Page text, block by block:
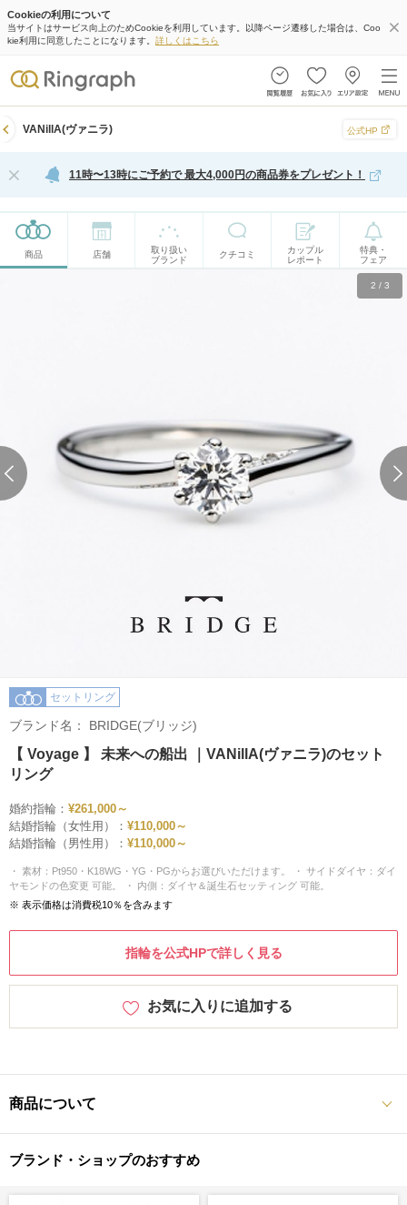
Cookieの利用について
当サイトはサービス向上のためCookieを利用しています。以降ページ遷移した場合は、Coo
kie利用に同意したことになります。 詳しくはこちら
VANillA(ヴァニラ) 公式HP
11時〜13時にご予約で 最大4,000円の商品券をプレゼント！
商品 店舗
取り扱い
ブランド
クチコミ
カップル
レポート
特典・
フェア
2 / 3
セットリング
ブランド名： BRIDGE(ブリッジ)
【 Voyage 】 未来への船出 ｜VANillA(ヴァニラ)のセット
リング
婚約指輪： ¥261,000～
結婚指輪（女性用）： ¥110,000～
結婚指輪（男性用）： ¥110,000～
・ 素材：Pt950・K18WG・YG・PGからお選びいただけます。 ・ サイドダイヤ：ダイ
ヤモンドの色変更 可能。 ・ 内側：ダイヤ＆誕生石セッティング 可能。
※ 表示価格は消費税10％を含みます
指輪を公式HPで詳しく見る
お気に入りに追加する
商品について
ブランド・ショップのおすすめ